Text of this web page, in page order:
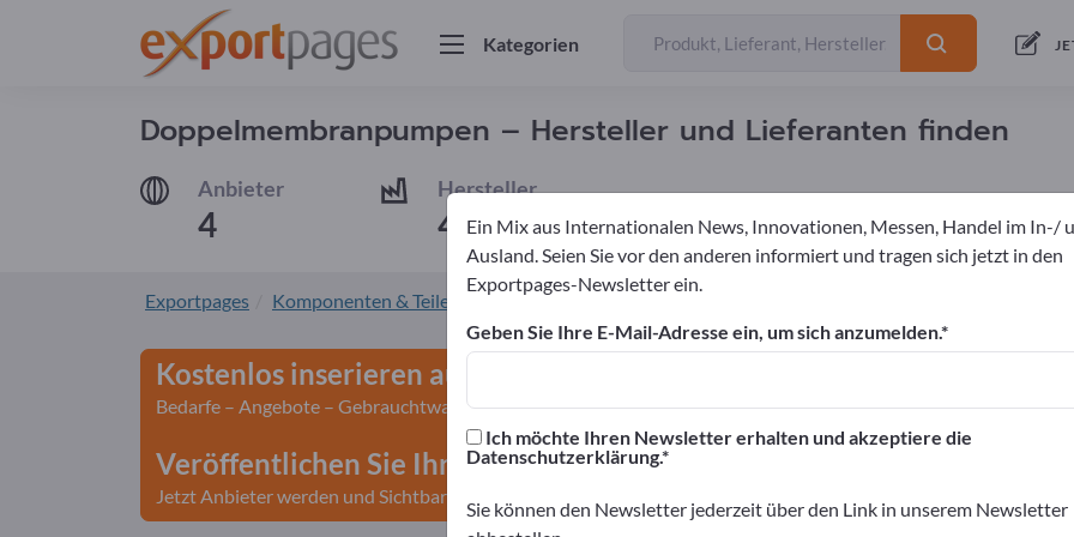
Kategorien
Doppelmembranpumpen – Hersteller und Lieferanten finden
Anbieter
4
Hersteller
4
Exportpages Komponenten & Teile Pumpen
Kostenlos inserieren auf Exportpages!
Bedarfe – Angebote – Gebrauchtwaren – Geschäftskontakte>> hier starten
Veröffentlichen Sie Ihr Unternehmen und Ihre Produkte auf
Jetzt Anbieter werden und Sichtbarkeit gewinnen>> hier veröffentlichen
Ein Mix aus Internationalen News, Innovationen, Messen, Handel im In-/
Ausland. Seien Sie vor den anderen informiert und tragen sich jetzt in den
Exportpages-Newsletter ein.
Geben Sie Ihre E-Mail-Adresse ein, um sich anzumelden.
Ich möchte Ihren Newsletter erhalten und akzeptiere die
Datenschutzerklärung.
Sie können den Newsletter jederzeit über den Link in unserem Newsletter